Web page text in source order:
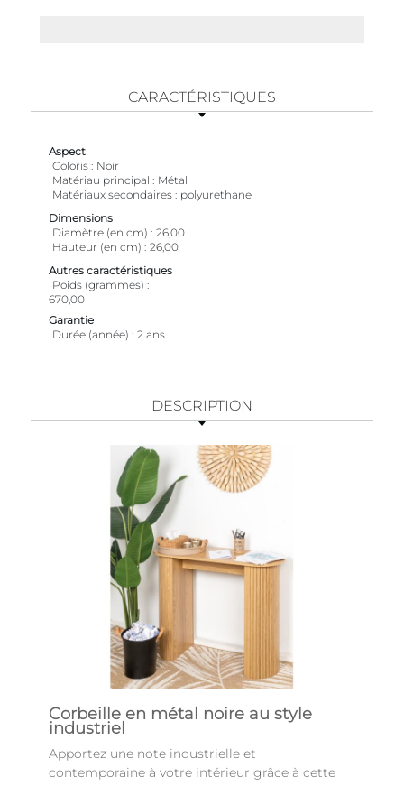
CARACTÉRISTIQUES
Aspect
Coloris
Noir
Matériau principal
Métal
Matériaux secondaires
polyurethane
Dimensions
Diamètre (en cm)
26,00
Hauteur (en cm)
26,00
Autres caractéristiques
Poids (grammes)
670,00
Garantie
Durée (année)
2 ans
DESCRIPTION
Corbeille en métal noire au style
industriel
Apportez une note industrielle et
contemporaine à votre intérieur grâce à cette